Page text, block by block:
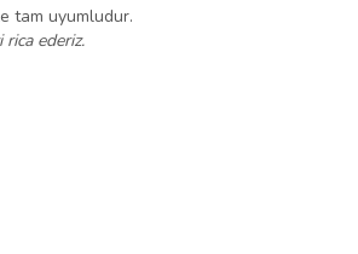
tam uyumludur.
rica ederiz.